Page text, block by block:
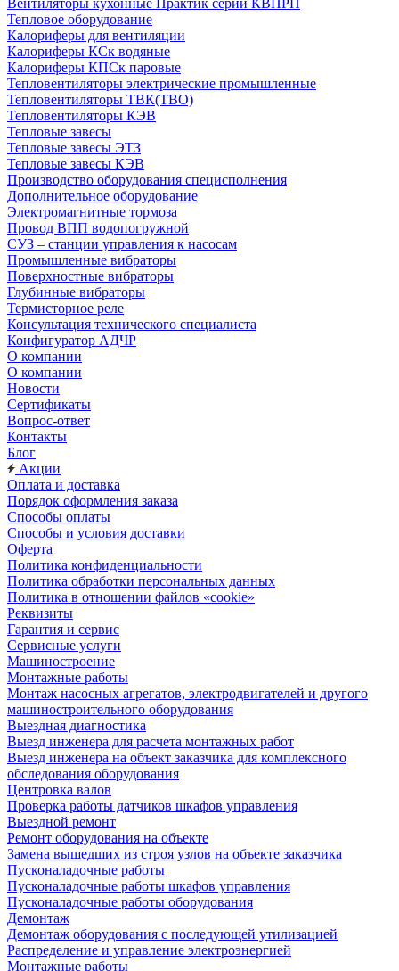
Вентиляторы кухонные Практик серии КВПРП
Тепловое оборудование
Калориферы для вентиляции
Калориферы КСк водяные
Калориферы КПСк паровые
Тепловентиляторы электрические промышленные
Тепловентиляторы ТВК(ТВО)
Тепловентиляторы КЭВ
Тепловые завесы
Тепловые завесы ЭТЗ
Тепловые завесы КЭВ
Производство оборудования специсполнения
Дополнительное оборудование
Электромагнитные тормоза
Провод ВПП водопогружной
СУЗ – станции управления к насосам
Промышленные вибраторы
Поверхностные вибраторы
Глубинные вибраторы
Термисторное реле
Консультация технического специалиста
Конфигуратор АДЧР
О компании
О компании
Новости
Сертификаты
Вопрос-ответ
Контакты
Блог
Акции
Оплата и доставка
Порядок оформления заказа
Способы оплаты
Способы и условия доставки
Оферта
Политика конфиденциальности
Политика обработки персональных данных
Политика в отношении файлов «cookie»
Реквизиты
Гарантия и сервис
Сервисные услуги
Машиностроение
Монтажные работы
Монтаж насосных агрегатов, электродвигателей и другого
машиностроительного оборудования
Выездная диагностика
Выезд инженера для расчета монтажных работ
Выезд инженера на объект заказчика для комплексного
обследования оборудования
Центровка валов
Проверка работы датчиков шкафов управления
Выездной ремонт
Ремонт оборудования на объекте
Замена вышедших из строя узлов на объекте заказчика
Пусконаладочные работы
Пусконаладочные работы шкафов управления
Пусконаладочные работы оборудования
Демонтаж
Демонтаж оборудования с последующей утилизацией
Распределение и управление электроэнергией
Монтажные работы